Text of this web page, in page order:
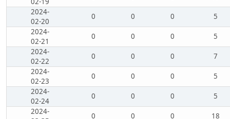
2024-
02-20
0 0 0
5
2024-
02-21
0 0 0
5
2024-
02-22
0 0 0
7
2024-
02-23
0 0 0
5
2024-
02-24
0 0 0
5
2024-
0 0 0
18